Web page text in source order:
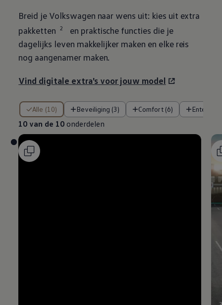
Breid je Volkswagen naar wens uit: kies uit extra
pakketten
2
en praktische functies die je
dagelijks leven makkelijker maken en elke reis
nog aangenamer maken.
Vind digitale extra's voor jouw model
Alle (10) Beveiliging (3) Comfort (6)
10 van de 10 onderdelen
10 van de 10 onderdelen